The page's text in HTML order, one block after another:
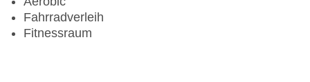
Fahrradverleih
Fitnessraum